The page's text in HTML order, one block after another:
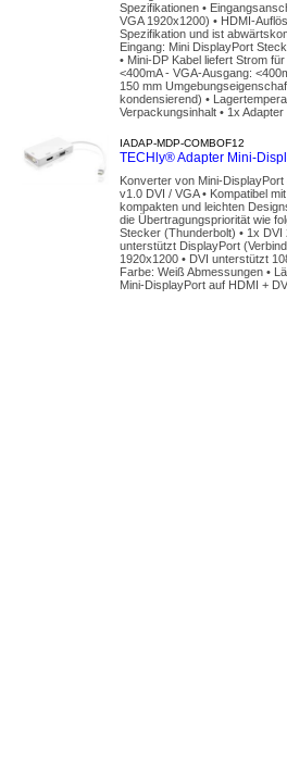
Spezifikationen •
VGA 1920x1200) • HDMI-
Spezifikation und ist
Eingang: Mini DisplayPort
• Mini-DP Kabel liefert Strom
<400mA - VGA-Ausgang:
150 mm
kondensierend) •
Verpackungsinhalt • 1x
IADAP-MDP-COMBOF12
TECHly® Adapter Mini-
Konverter von Mini-
v1.0 DVI / VGA • Kompatibel
kompakten und leichten
die Übertragungspriorität wie
Stecker (Thunderbolt) • 1x DVI
unterstützt DisplayPort
1920x1200 • DVI unterstützt
Farbe: Weiß Abmessungen •
Mini-DisplayPort auf HDMI +